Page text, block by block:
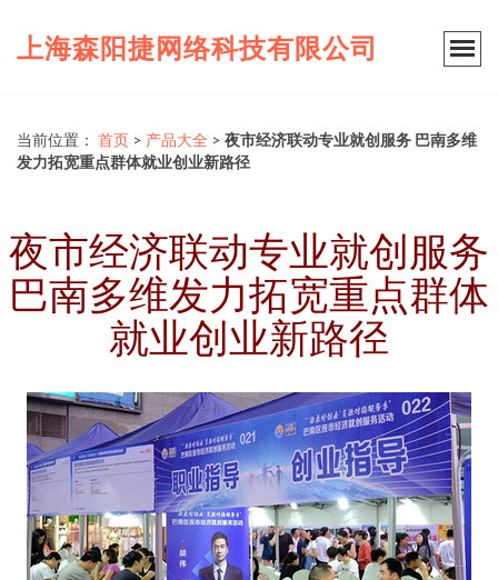
上海森阳捷网络科技有限公司
当前位置： 首页 > 产品大全 > 夜市经济联动专业就创服务 巴南多维
发力拓宽重点群体就业创业新路径
夜市经济联动专业就创服务
巴南多维发力拓宽重点群体
就业创业新路径